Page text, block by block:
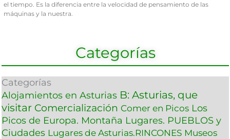
el tiempo. Es la diferencia entre la velocidad de pensamiento de las
máquinas y la nuestra.
Categorías
Categorías
Alojamientos en Asturias B: Asturias, que
visitar Comercialización Comer en Picos Los
Picos de Europa. Montaña Lugares. PUEBLOS y
Ciudades Lugares de Asturias.RINCONES Museos